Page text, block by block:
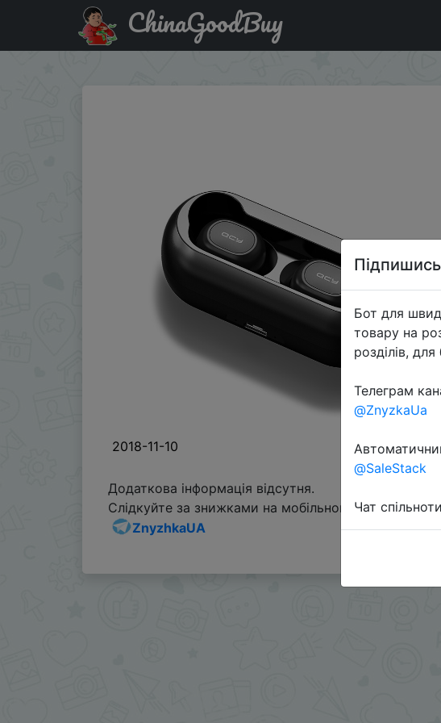
Придбати по знижці QCY T1 5.0 Беспроводные Bluetooth Air
ChinaGoodBuy
2018-11-10
Додаткова інформація відсутня.
Слідкуйте за знижками на мобільному, в телеграм
ZnyzhkaUA
Бот для
товару на
розділів,
Телеграм
@ZnyzkaUa
@SaleStack
Чат